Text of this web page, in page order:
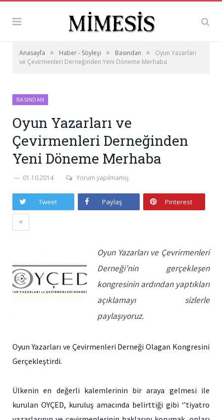
Anasayfa » Haber - Söyleşi » Basından »
Oyun Yazarları
ve Çevirmenleri Derneğinden Yeni Döneme Merhaba
BASINDAN
Oyun Yazarları ve
Çevirmenleri Derneğinden
Yeni Döneme Merhaba
01.10.2014 Yorum yapılmamış
Tweet Paylaş Pinterest
+
Oyun Yazarları ve Çevrirmenleri
Derneği’nin gerçekleşen
kongresinin ardından yaptıkları
açıklamayı sizlerle
paylaşıyoruz.
Oyun Yazarları ve Çevirmenleri Derneği Olagan Kongresini
Gerçekleştirdi.
Ülkenin en değerli kalemlerinin bir araya gelmesi ile
kurulan OYÇED, kuruluş amacında belirttiği gibi ‘’tiyatro